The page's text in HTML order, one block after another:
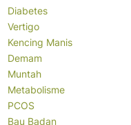
Diabetes
Vertigo
Kencing Manis
Demam
Muntah
Metabolisme
PCOS
Bau Badan